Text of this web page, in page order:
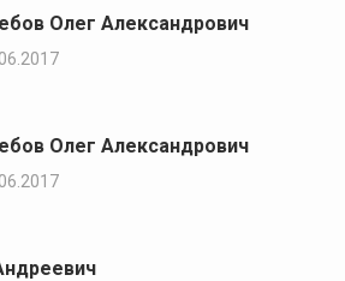
Олег Александрович
Олег Александрович